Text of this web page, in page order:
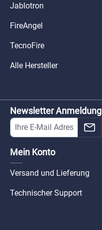
Jablotron
FireAngel
TecnoFire
Alle Hersteller
Newsletter Anmeldung
Mein Konto
Versand und Lieferung
Technischer Support